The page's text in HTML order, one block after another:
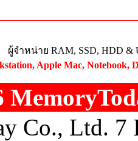
ผู้จำหน่าย RAM, SSD, HDD &
Apple Mac, Notebook,
Co., Ltd.